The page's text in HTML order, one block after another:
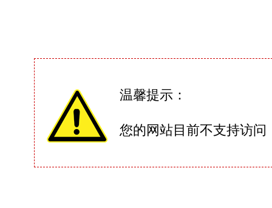
温馨提示：
您的网站目前不支持访